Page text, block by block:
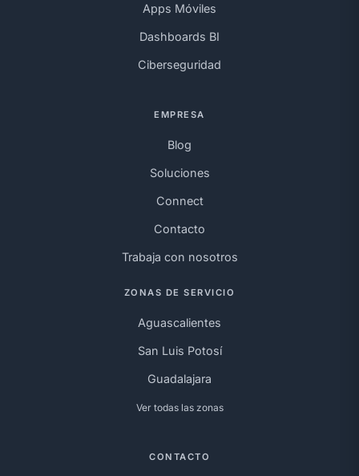
Apps Móviles
Dashboards BI
Ciberseguridad
EMPRESA
Blog
Soluciones
Connect
Contacto
Trabaja con nosotros
ZONAS DE SERVICIO
Aguascalientes
San Luis Potosí
Guadalajara
Ver todas las zonas
CONTACTO